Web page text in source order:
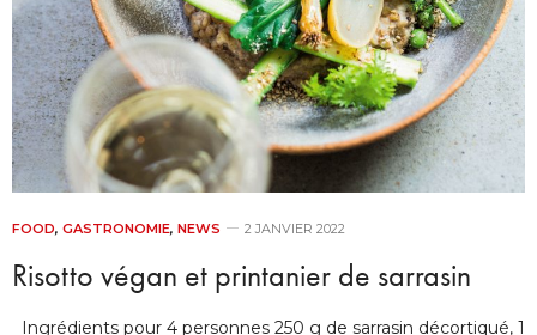
FOOD, GASTRONOMIE, NEWS 2 JANVIER 2022
Risotto végan et printanier de sarrasin
Ingrédients pour 4 personnes 250 g de sarrasin décortiqué, 1